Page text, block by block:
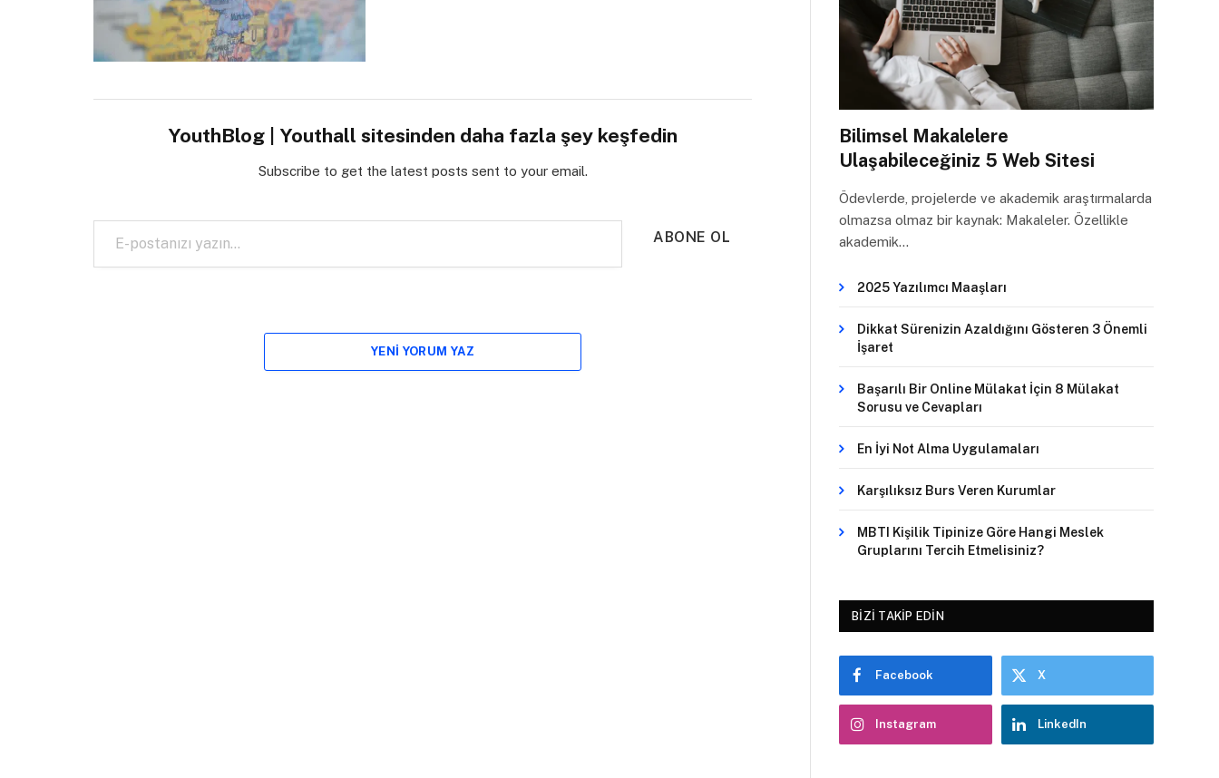
YouthBlog | Youthall sitesinden daha fazla şey keşfedin
Subscribe to get the latest posts sent to your email.
E-postanızı yazın…
ABONE OL
YENI YORUM YAZ
Bilimsel Makalelere
Ulaşabileceğiniz 5 Web Sitesi
Ödevlerde, projelerde ve akademik araştırmalarda
olmazsa olmaz bir kaynak: Makaleler. Özellikle
akademik…
2025 Yazılımcı Maaşları
Dikkat Sürenizin Azaldığını Gösteren 3 Önemli
İşaret
Başarılı Bir Online Mülakat İçin 8 Mülakat
Sorusu ve Cevapları
En İyi Not Alma Uygulamaları
Karşılıksız Burs Veren Kurumlar
MBTI Kişilik Tipinize Göre Hangi Meslek
Gruplarını Tercih Etmelisiniz?
BIZI TAKIP EDIN
Facebook X
Instagram LinkedIn